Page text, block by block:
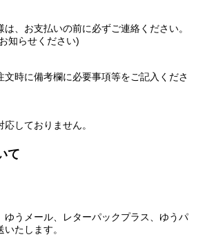
、お支払いの前に必ずご連絡ください。
知らせください)
文時に備考欄に必要事項等をご記入くださ
しておりません。
て
ゆうメール、レターパックプラス、ゆうパ
たします。